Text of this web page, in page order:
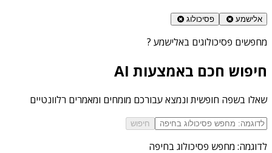
אלישמע פסיכולוג
מחפשים פסיכולוגים באלישמע ?
חיפוש חכם באמצעות AI
שאלו בשפה חופשית ונמצא עבורכם מומחים ומאמרים רלוונטיים
חיפוש
לדוגמה: מחפש פסיכולוג בחיפה